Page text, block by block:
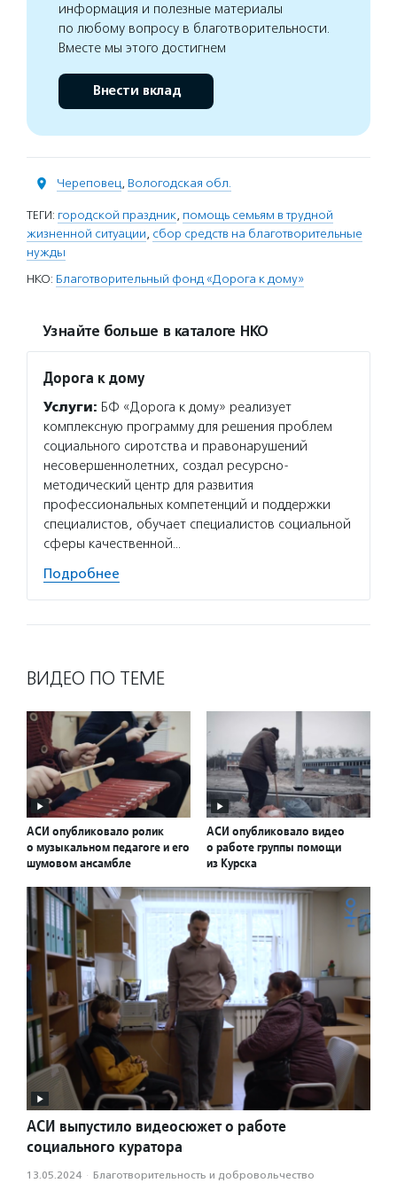
информация и полезные материалы
по любому вопросу в благотворительности.
Вместе мы этого достигнем
Внести вклад
Череповец, Вологодская обл.
ТЕГИ: городской праздник, помощь семьям в трудной
жизненной ситуации, сбор средств на благотворительные
нужды
НКО: Благотворительный фонд «Дорога к дому»
Узнайте больше в каталоге НКО
Дорога к дому
Услуги: БФ «Дорога к дому» реализует
комплексную программу для решения проблем
социального сиротства и правонарушений
несовершеннолетних, создал ресурсно-
методический центр для развития
профессиональных компетенций и поддержки
специалистов, обучает специалистов социальной
сферы качественной…
Подробнее
ВИДЕО ПО ТЕМЕ
АСИ опубликовало ролик
о музыкальном педагоге и его
шумовом ансамбле
АСИ опубликовало видео
о работе группы помощи
из Курска
АСИ выпустило видеосюжет о работе
социального куратора
13.05.2024 · Благотвори­тель­ность и доброволь­чест­во